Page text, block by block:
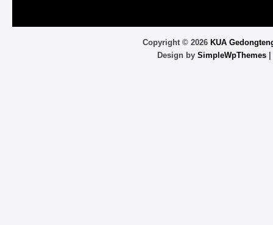
Copyright © 2026 KUA
Design by SimpleWpThemes